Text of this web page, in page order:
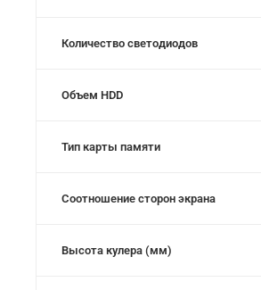
Количество светодиодов
Объем HDD
Тип карты памяти
Соотношение сторон экрана
Высота кулера (мм)